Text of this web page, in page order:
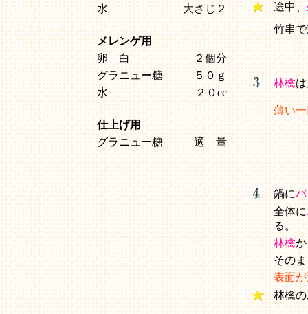
水
大さじ２
メレンゲ用
卵 白
２個分
グラニュー糖
５０ｇ
水
２０cc
仕上げ用
グラニュー糖
適 量
途中、
竹串
林檎
薄い
鍋に
全体に
る。
林檎
その
表面
林檎